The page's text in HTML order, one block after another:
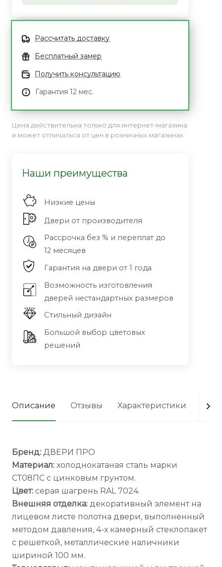
Рассчитать доставку
Бесплатный замер
Получить консультацию
Гарантия 12 мес.
Цена действительна только для интернет-магазина
и может отличаться от цен в розничных магазинах
Наши преимущества
Низкие цены
Двери от производителя
Рассрочка без % и переплат до
12 месяцев
Гарантия на двери от 1 года
Возможность изготовления
дверей нестандартных размеров
Стильный дизайн
Большой выбор цветовых
решений
Описание Отзывы Характеристики
Бренд: ДВЕРИ ПРО
Материал: холоднокатаная сталь марки
СТ08ПС с цинковым грунтом.
Цвет: серая шагрень RAL 7024.
Внешняя отделка: декоративный элемент на
лицевом листе полотна двери, выполненный
методом давления, 4-х камерный стеклопакет
с решеткой, металлические наличники
шириной 100 мм.